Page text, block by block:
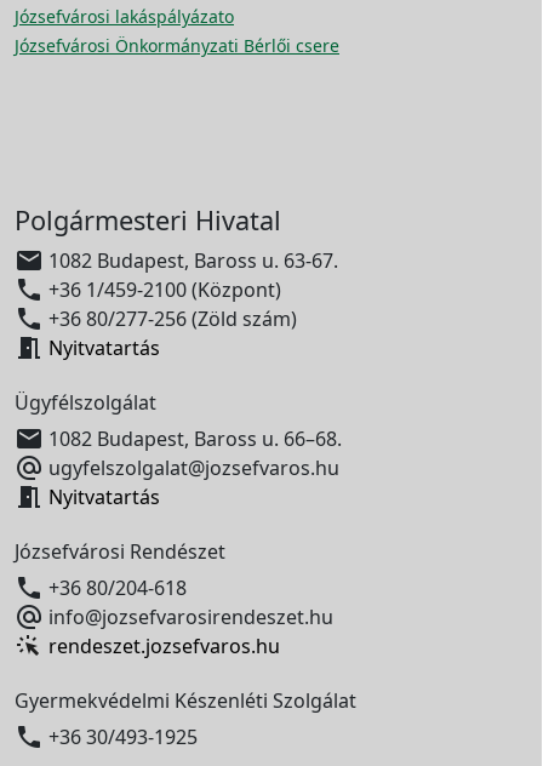
Józsefvárosi lakáspályázato
Józsefvárosi Önkormányzati Bérlői csere
Polgármesteri Hivatal
 1082 Budapest, Baross u. 63-67.
 +36 1/459-2100 (Központ)
 +36 80/277-256 (Zöld szám)
 Nyitvatartás
Ügyfélszolgálat
 1082 Budapest, Baross u. 66–68.
 ugyfelszolgalat@jozsefvaros.hu
 Nyitvatartás
Józsefvárosi Rendészet
 +36 80/204-618
 info@jozsefvarosirendeszet.hu
rendeszet.jozsefvaros.hu
Gyermekvédelmi Készenléti Szolgálat
 +36 30/493-1925